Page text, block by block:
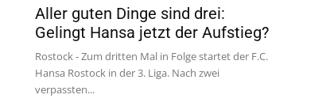
Aller guten Dinge sind drei:
Gelingt Hansa jetzt der Aufstieg?
Rostock - Zum dritten Mal in Folge startet der F.C.
Hansa Rostock in der 3. Liga. Nach zwei
verpassten...